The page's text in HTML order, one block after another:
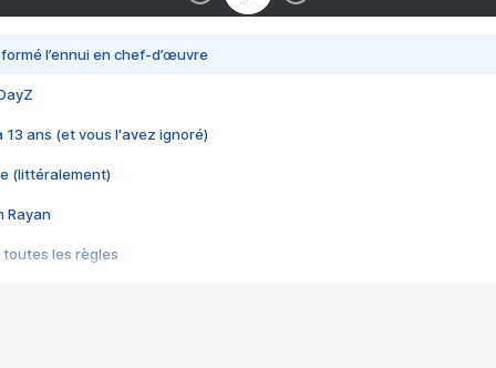
l’ennui en chef-d’œuvre
13 ans (et vous l'avez ignoré)
(littéralement)
Rayan
toutes les règles